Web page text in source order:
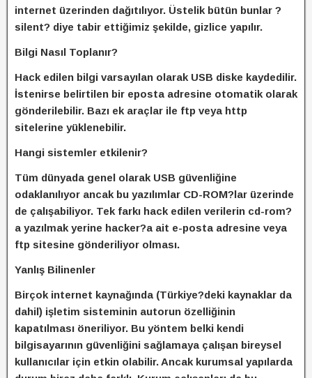
internet üzerinden dağıtılıyor. Üstelik bütün bunlar ?
silent? diye tabir ettiğimiz şekilde, gizlice yapılır.
Bilgi Nasıl Toplanır?
Hack edilen bilgi varsayılan olarak USB diske kaydedilir.
İstenirse belirtilen bir eposta adresine otomatik olarak
gönderilebilir. Bazı ek araçlar ile ftp veya http
sitelerine yüklenebilir.
Hangi sistemler etkilenir?
Tüm dünyada genel olarak USB güvenliğine
odaklanılıyor ancak bu yazılımlar CD-ROM?lar üzerinde
de çalışabiliyor. Tek farkı hack edilen verilerin cd-rom?
a yazılmak yerine hacker?a ait e-posta adresine veya
ftp sitesine gönderiliyor olması.
Yanlış Bilinenler
Birçok internet kaynağında (Türkiye?deki kaynaklar da
dahil) işletim sisteminin autorun özelliğinin
kapatılması öneriliyor. Bu yöntem belki kendi
bilgisayarının güvenliğini sağlamaya çalışan bireysel
kullanıcılar için etkin olabilir. Ancak kurumsal yapılarda